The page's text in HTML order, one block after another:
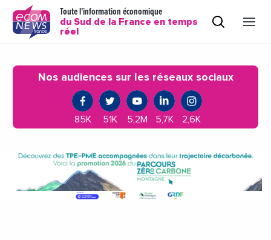
Toute l'information économique
du Sud de la France en temps
réel
Nos audiences sur les réseaux sociaux
85K 51K 5,2M 5,7K 2,6K